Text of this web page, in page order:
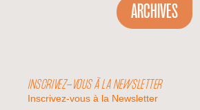
ARCHIVES
INSCRIVEZ-VOUS À LA NEWSLETTER
Inscrivez-vous à la Newsletter